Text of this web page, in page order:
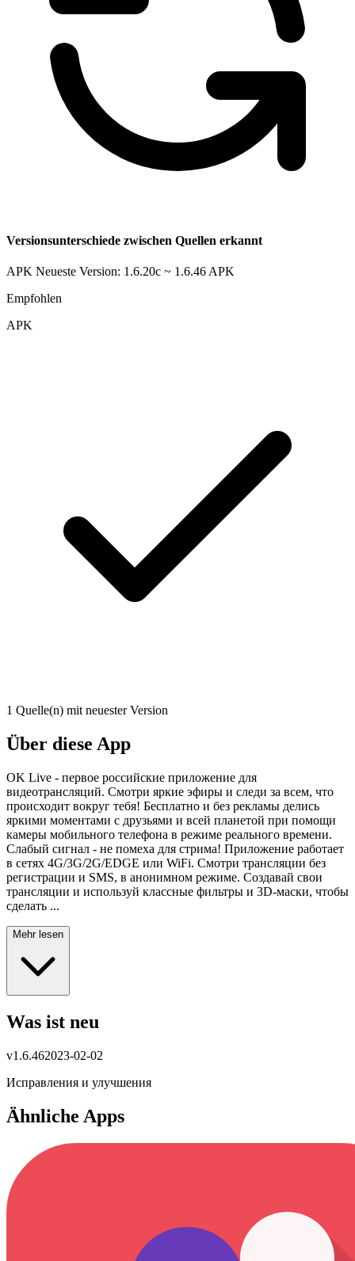
Versionsunterschiede zwischen Quellen erkannt
APK Neueste Version: 1.6.20c ~ 1.6.46 APK
Empfohlen
APK
1 Quelle(n) mit neuester Version
Über diese App
OK Live - первое российские приложение для
видеотрансляций. Смотри яркие эфиры и следи за всем, что
происходит вокруг тебя! Бесплатно и без рекламы делись
яркими моментами с друзьями и всей планетой при помощи
камеры мобильного телефона в режиме реального времени.
Слабый сигнал - не помеха для стрима! Приложение работает
в сетях 4G/3G/2G/EDGE или WiFi. Смотри трансляции без
регистрации и SMS, в анонимном режиме. Создавай свои
трансляции и используй классные фильтры и 3D-маски, чтобы
сделать ...
Mehr lesen
Was ist neu
v1.6.462023-02-02
Исправления и улучшения
Ähnliche Apps